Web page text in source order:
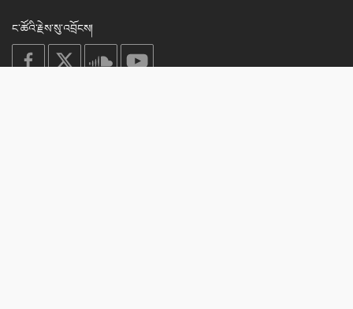
ང་ཚོའི་རྗེས་སུ་འབྲོངས།
on
facebook
X
soundcloudyoutube